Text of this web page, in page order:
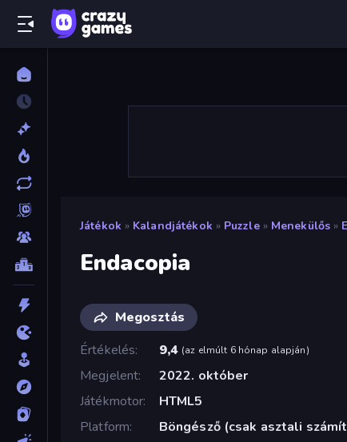
Játékok » Kalandjátékok » Puzzle » Menekülős »
Endacopia
Megosztás
Értékelés
9,4 (az elmúlt 6 hónap alapján)
Megjelent
2022. október
Játékmotor
HTML5
Platform
Böngésző (csak asztali